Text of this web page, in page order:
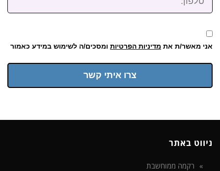
אני מאשר/ת את מדיניות הפרטיות ומסכים/ה לשימוש במידע כאמור
צרו איתי קשר
ניווט באתר
רקמה ממוחשבת